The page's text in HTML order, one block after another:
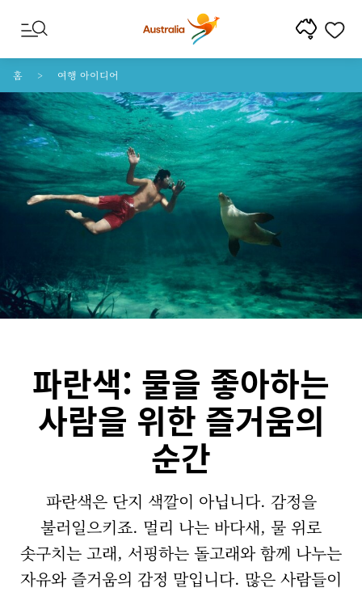
콘텐트로 건너뛰기
꼬리말 내비게이션으로 건너뛰기
홈 여행 아이디어
파란색: 물을 좋아하는
사람을 위한 즐거움의
순간
파란색은 단지 색깔이 아닙니다. 감정을
불러일으키죠. 멀리 나는 바다새, 물 위로
솟구치는 고래, 서핑하는 돌고래와 함께 나누는
자유와 즐거움의 감정 말입니다. 많은 사람들이